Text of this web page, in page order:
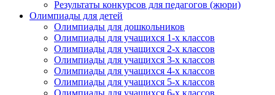
Результаты конкурсов для педагогов (жюри)
Олимпиады для детей
Олимпиады для дошкольников
Олимпиады для учащихся 1-х классов
Олимпиады для учащихся 2-х классов
Олимпиады для учащихся 3-х классов
Олимпиады для учащихся 4-х классов
Олимпиады для учащихся 5-х классов
Олимпиады для учащихся 6-х классов
Подписаться
Нажимая на кнопку, вы даете согласие на обработку своих
персональных данных согласно 152-ФЗ.Подробнее